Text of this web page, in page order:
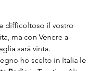
difficoltoso il vostro
ma con Venere a
sarà vinta.
ho scelto in Italia le